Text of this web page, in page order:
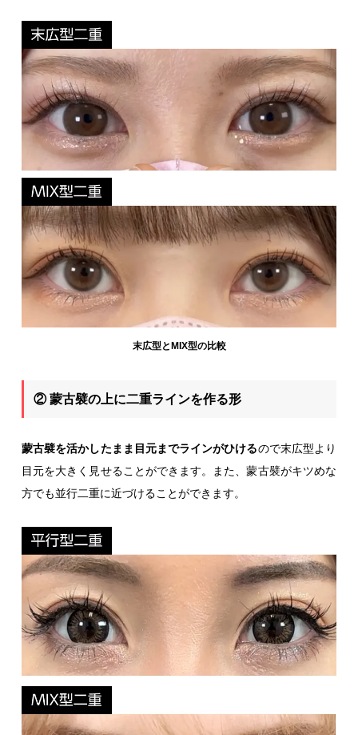
末広型とMIX型の比較
② 蒙古襞の上に二重ラインを作る形
蒙古襞を活かしたまま目元までラインがひけるので末広型より
目元を大きく見せることができます。また、蒙古襞がキツめな
方でも並行二重に近づけることができます。